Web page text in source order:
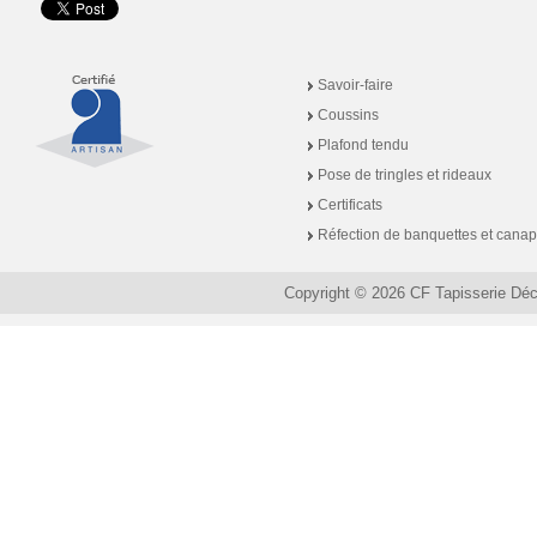
Savoir-faire
Coussins
Plafond tendu
Pose de tringles et rideaux
Certificats
Réfection de banquettes et
Copyright © 2026 CF Tapisserie